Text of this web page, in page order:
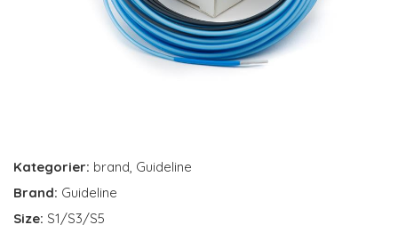
Kategorier: brand, Guideline
Brand: Guideline
Size: S1/S3/S5